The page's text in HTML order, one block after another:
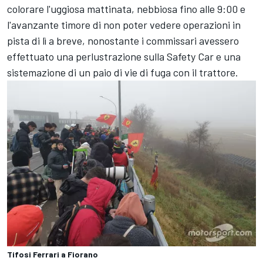
colorare l'uggiosa mattinata, nebbiosa fino alle 9:00 e
l'avanzante timore di non poter vedere operazioni in
pista di lì a breve, nonostante i commissari avessero
effettuato una perlustrazione sulla Safety Car e una
sistemazione di un paio di vie di fuga con il trattore.
Tifosi Ferrari a Fiorano